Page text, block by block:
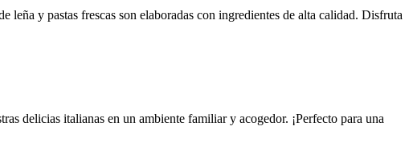
y pastas frescas son elaboradas con ingredientes de alta calidad. Disfruta
delicias italianas en un ambiente familiar y acogedor. ¡Perfecto para una